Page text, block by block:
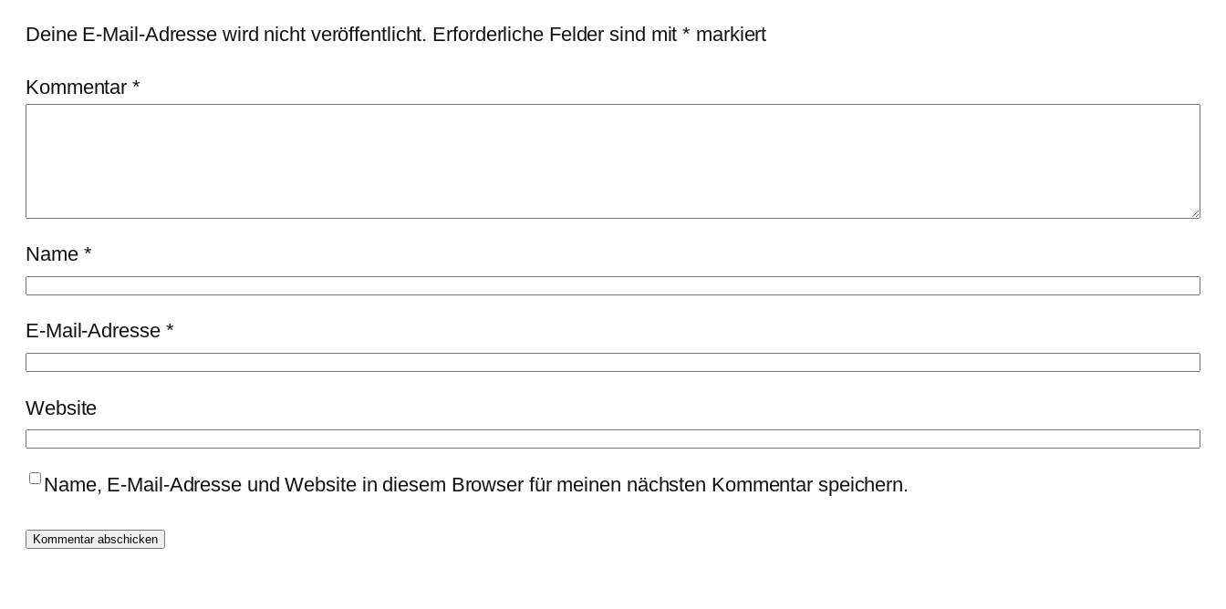
Deine E-Mail-Adresse wird nicht veröffentlicht. Erforderliche Felder sind mit* markiert
Kommentar*
Name *
E-Mail-Adresse *
Website
Name, E-Mail-Adresse und Website in diesem Browser für meinen nächsten Kommentar speichern.